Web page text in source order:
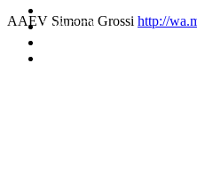
VIAGGI
AAEV Simona Grossi http://